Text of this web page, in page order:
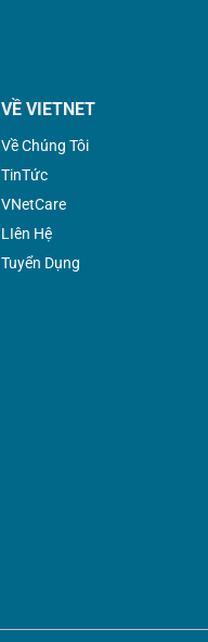
VỀ VIETNET
Về Chúng Tôi
TinTức
VNetCare
LIên Hệ
Tuyển Dụng